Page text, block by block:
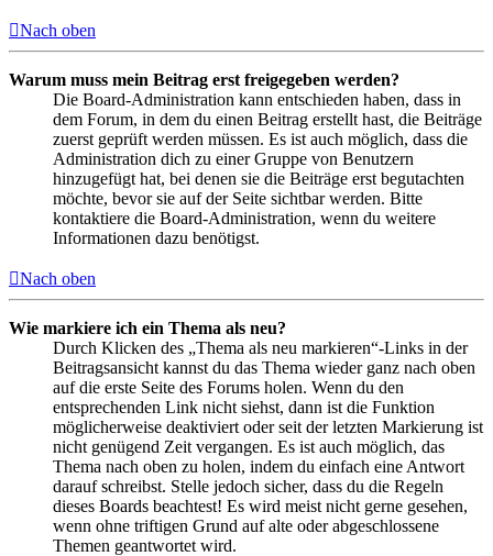
Nach oben
Warum muss mein Beitrag erst freigegeben werden?
Die Board-Administration kann entschieden haben, dass in
dem Forum, in dem du einen Beitrag erstellt hast, die Beiträge
zuerst geprüft werden müssen. Es ist auch möglich, dass die
Administration dich zu einer Gruppe von Benutzern
hinzugefügt hat, bei denen sie die Beiträge erst begutachten
möchte, bevor sie auf der Seite sichtbar werden. Bitte
kontaktiere die Board-Administration, wenn du weitere
Informationen dazu benötigst.
Nach oben
Wie markiere ich ein Thema als neu?
Durch Klicken des „Thema als neu markieren“-Links in der
Beitragsansicht kannst du das Thema wieder ganz nach oben
auf die erste Seite des Forums holen. Wenn du den
entsprechenden Link nicht siehst, dann ist die Funktion
möglicherweise deaktiviert oder seit der letzten Markierung ist
nicht genügend Zeit vergangen. Es ist auch möglich, das
Thema nach oben zu holen, indem du einfach eine Antwort
darauf schreibst. Stelle jedoch sicher, dass du die Regeln
dieses Boards beachtest! Es wird meist nicht gerne gesehen,
wenn ohne triftigen Grund auf alte oder abgeschlossene
Themen geantwortet wird.